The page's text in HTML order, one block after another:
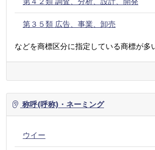
第３５類 広告、事業、卸売
などを商標区分に指定している商標が多
称呼(呼称)・ネーミング
ウイー